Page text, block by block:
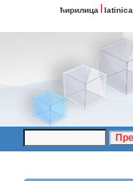
ћирилица latinica